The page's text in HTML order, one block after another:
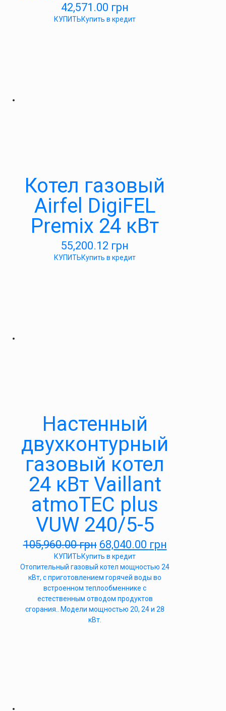
42,571.00 грн
КУПИТЬКупить в кредит
Котел газовый
Airfel DigiFEL
Premix 24 кВт
55,200.12 грн
КУПИТЬКупить в кредит
Настенный
двухконтурный
газовый котел
24 кВт Vaillant
atmoTEC plus
VUW 240/5-5
105,960.00грн 68,040.00 грн
КУПИТЬКупить в кредит
Отопительный газовый котел мощностью 24
кВт, с приготовлением горячей воды во
встроенном теплообменнике с
естественным отводом продуктов
сгорания.. Модели мощностью 20, 24 и 28
кВт.